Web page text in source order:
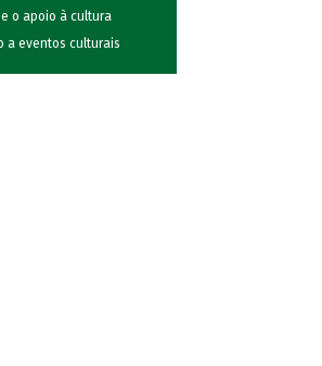
e o apoio à cultura
a eventos culturais